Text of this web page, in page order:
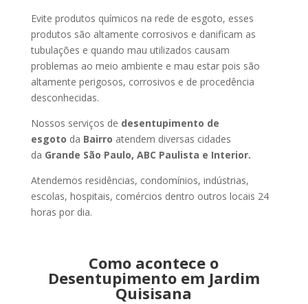
Evite produtos químicos na rede de esgoto, esses
produtos são altamente corrosivos e danificam as
tubulações e quando mau utilizados causam
problemas ao meio ambiente e mau estar pois são
altamente perigosos, corrosivos e de procedência
desconhecidas.
Nossos serviços de desentupimento de
esgoto da Bairro atendem diversas cidades
da Grande São Paulo, ABC Paulista e Interior.
Atendemos residências, condomínios, indústrias,
escolas, hospitais, comércios dentro outros locais 24
horas por dia.
Como acontece o
Desentupimento em Jardim
Quisisana